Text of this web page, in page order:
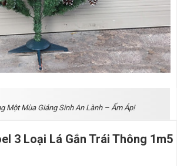
Một Mùa Giáng Sinh An Lành – Ấm Áp!
3 Loại Lá Gắn Trái Thông 1m5